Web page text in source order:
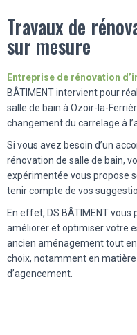
Travaux de
sur mesure
Entreprise de rénovation
BÂTIMENT intervient pour
salle de bain à Ozoir-la-
changement du carrelage à
Si vous avez besoin d’un
rénovation de salle de bain,
expérimentée vous propose
tenir compte de vos
En effet, DS BÂTIMENT
améliorer et optimiser votre
ancien aménagement tout
choix, notamment en
d’agencement.